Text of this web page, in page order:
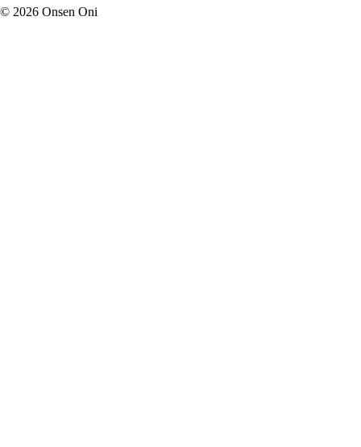
© 2026 Onsen Oni